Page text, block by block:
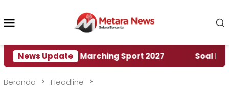
konten
News Update
World Marching Sport 2027 ‎Soal Rencana
Beranda Headline